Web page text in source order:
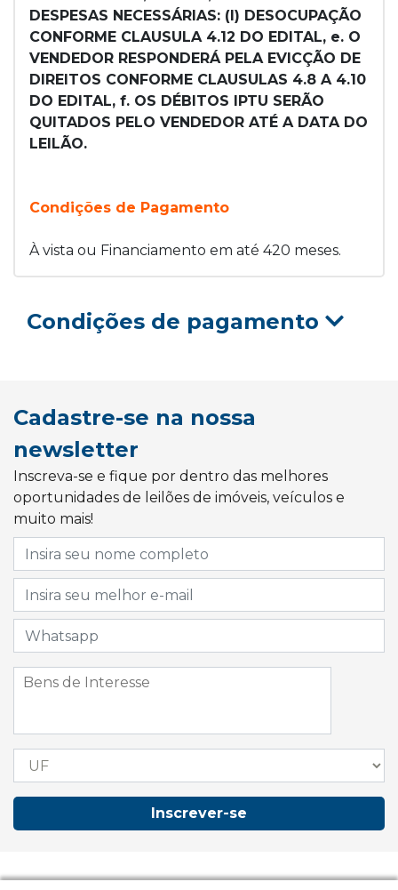
DESPESAS NECESSÁRIAS: (I) DESOCUPAÇÃO
CONFORME CLAUSULA 4.12 DO EDITAL, e. O
VENDEDOR RESPONDERÁ PELA EVICÇÃO DE
DIREITOS CONFORME CLAUSULAS 4.8 A 4.10
DO EDITAL, f. OS DÉBITOS IPTU SERÃO
QUITADOS PELO VENDEDOR ATÉ A DATA DO
LEILÃO.
Condições de Pagamento
À vista ou Financiamento em até 420 meses.
Condições de pagamento
Cadastre-se na nossa
newsletter
Inscreva-se e fique por dentro das melhores
oportunidades de leilões de imóveis, veículos e
muito mais!
Inscrever-se